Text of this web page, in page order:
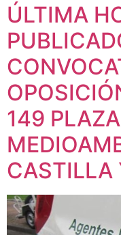
ÚLTIMA
149
CASTILLA